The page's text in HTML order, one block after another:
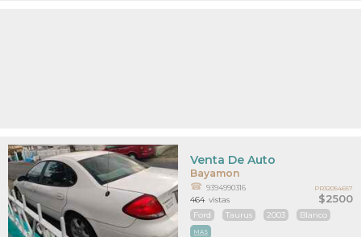
Bayamon
$2500
Venta De Auto
9394990316
Ford Taurus 2003 Blanco
MAS
464 vistas
PR32054657